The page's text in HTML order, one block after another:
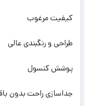
کیفیت مرغوب
طراحی و رنگبندی عالی
پوشش کنسول
جداسازی راحت بدون